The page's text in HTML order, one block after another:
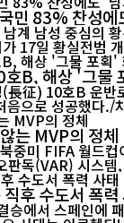
민 83% 찬성에
계 남성 중심의
국회가 17일 황실전
B, 해상 '그물
征) 10호B 운
는 MVP의 정체
판독(VAR) 시스
후 수도서 폭력
에서 스페인에